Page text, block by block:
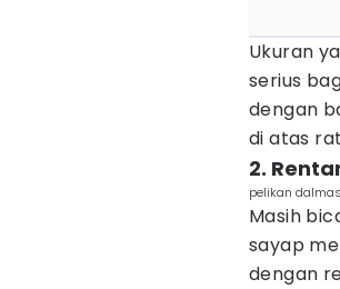
Ukuran
serius
dengan
di atas
2.
pelikan
Masih
sayap
dengan